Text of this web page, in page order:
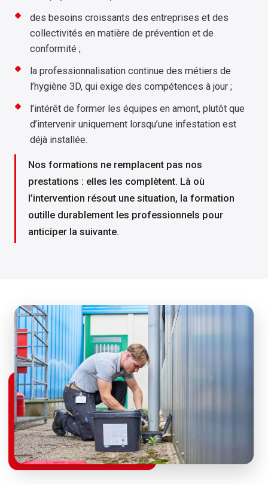
des besoins croissants des entreprises et des
collectivités en matière de prévention et de
conformité ;
la professionnalisation continue des métiers de
l’hygiène 3D, qui exige des compétences à jour ;
l’intérêt de former les équipes en amont, plutôt que
d’intervenir uniquement lorsqu’une infestation est
déjà installée.
Nos formations ne remplacent pas nos
prestations : elles les complètent. Là où
l’intervention résout une situation, la formation
outille durablement les professionnels pour
anticiper la suivante.